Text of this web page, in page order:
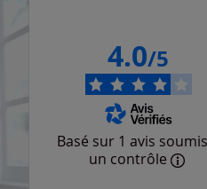
4.0/5
Basé sur 1 avis
un contrôle